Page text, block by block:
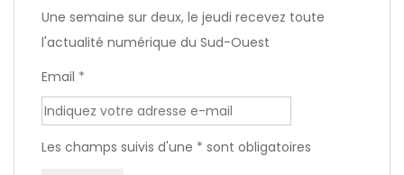
Une semaine sur deux, le jeudi recevez toute
l'actualité numérique du Sud-Ouest
Email *
Les champs suivis d'une * sont obligatoires